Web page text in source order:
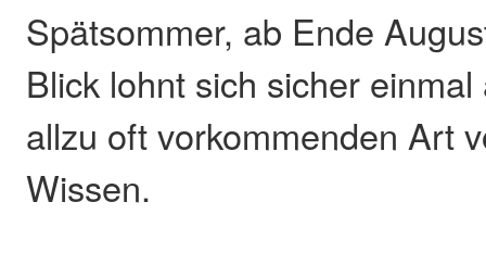
Spätsommer, ab Ende
Blick lohnt sich sicher
allzu oft vorkommenden Art
Wissen.